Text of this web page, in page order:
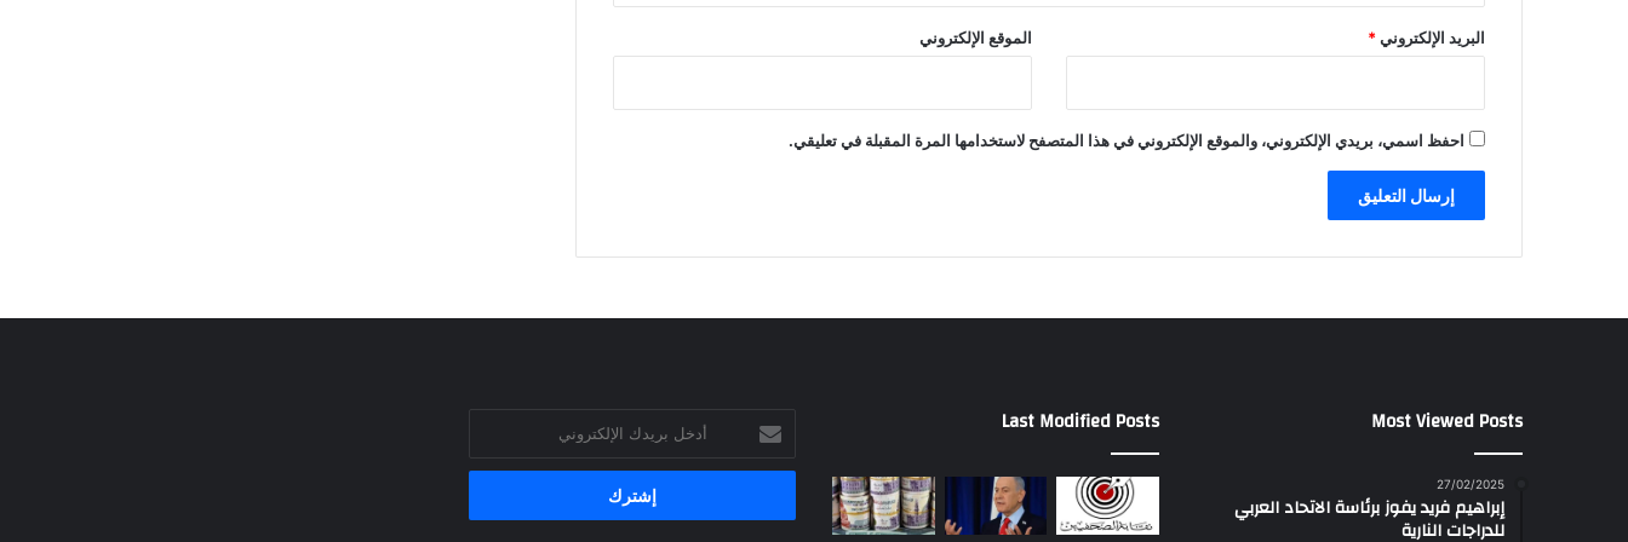
البريد الإلكتروني* الموقع الإلكتروني
احفظ اسمي، بريدي الإلكتروني، والموقع الإلكتروني في هذا المتصفح لاستخدامها المرة المقبلة في تعليقي.
Most Viewed Posts
27/02/2025
إبراهيم فريد يفوز برئاسة الاتحاد العربي
للدراجات النارية
Last Modified Posts
بريدك
الإلكتروني